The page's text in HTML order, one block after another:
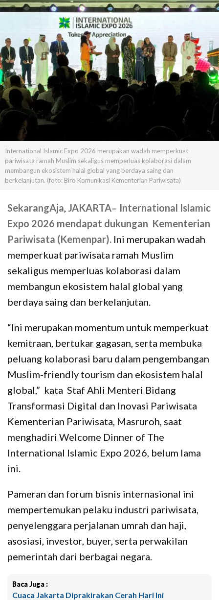
International Islamic Expo 2026 merupakan wadah memperkuat
pariwisata ramah Muslim sekaligus memperluas kolaborasi dalam
membangun ekosistem halal global yang berdaya saing dan
berkelanjutan. (foto: Biro Komunikasi Kementerian Pariwisata)
SekarangAja, JAKARTA– International Islamic
Expo 2026 mendapat dukungan Kementerian
Pariwisata (Kemenpar). Ini merupakan wadah
memperkuat pariwisata ramah Muslim
sekaligus memperluas kolaborasi dalam
membangun ekosistem halal global yang
berdaya saing dan berkelanjutan.
“Ini merupakan momentum untuk memperkuat
kemitraan, bertukar gagasan, serta membuka
peluang kolaborasi baru dalam pengembangan
Muslim-friendly tourism dan ekosistem halal
global,” kata Staf Ahli Menteri Bidang
Transformasi Digital dan Inovasi Pariwisata
Kementerian Pariwisata, Masruroh, saat
menghadiri Welcome Dinner of The
International Islamic Expo 2026, belum lama
ini.
Pameran dan forum bisnis internasional ini
mempertemukan pelaku industri pariwisata,
penyelenggara perjalanan umrah dan haji,
asosiasi, investor, buyer, serta perwakilan
pemerintah dari berbagai negara.
Baca Juga :
Cuaca Jakarta Diprakirakan Cerah Hari Ini